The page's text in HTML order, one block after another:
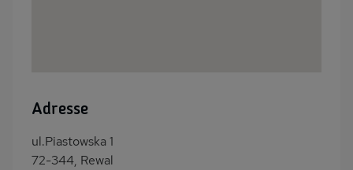
Adresse
ul.Piastowska 1
72-344, Rewal